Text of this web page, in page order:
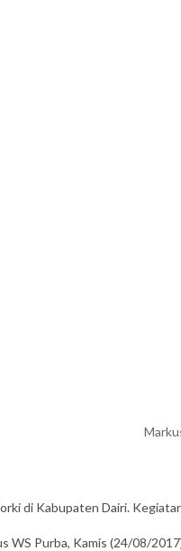
di Kabupaten Dairi.
WS Purba, Kamis (24/08/